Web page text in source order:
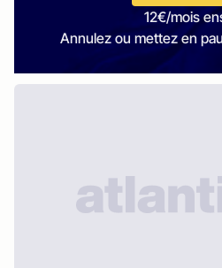
12€/mois
Annulez ou mettez en